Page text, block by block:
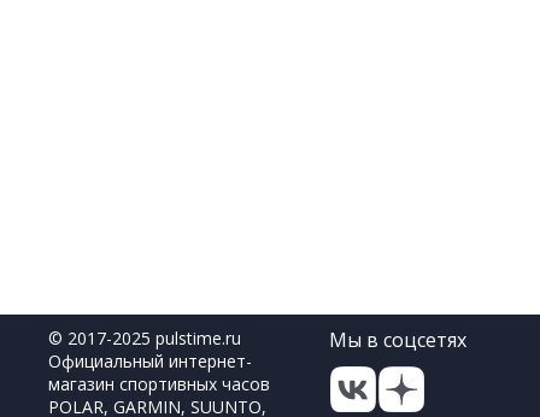
© 2017-2025 pulstime.ru
Официальный интернет-
магазин спортивных часов
POLAR, GARMIN, SUUNTO,
Мы в соцсетях